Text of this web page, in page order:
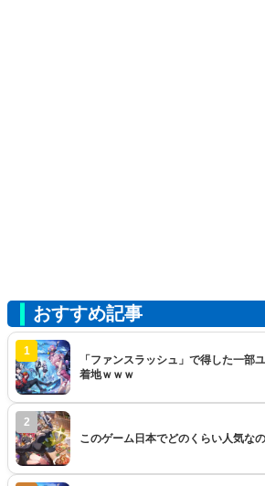
おすすめ記事
1
「ファンスラッシュ」で得した一部
着地ｗｗｗ
2
このゲーム日本でどのくらい人気な